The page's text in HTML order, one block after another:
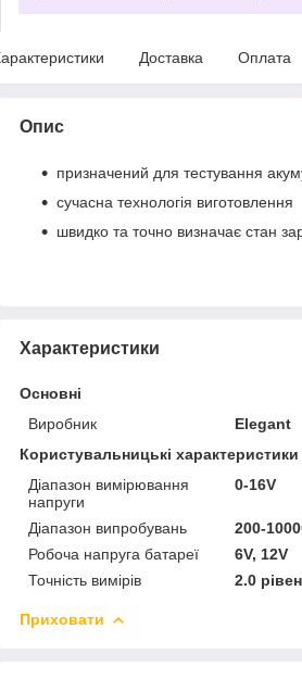
Доставка Оплата
Опис
призначений для тестування
сучасна технологія виготовлення
швидко та точно визначає стан
Характеристики
Основні
Виробник
Elegant
Користувальницькі характеристики
Діапазон вимірювання
напруги
0-16V
Діапазон випробувань
200-
Робоча напруга батареї
6V, 12V
Точність вимірів
2.0
Приховати